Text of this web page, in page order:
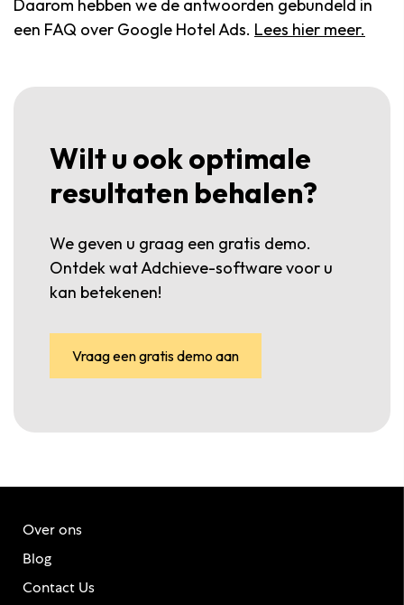
Daarom hebben we de antwoorden gebundeld in
een FAQ over Google Hotel Ads. Lees hier meer.
Wilt u ook optimale
resultaten behalen?
We geven u graag een gratis demo.
Ontdek wat Adchieve-software voor u
kan betekenen!
Vraag een gratis demo aan
Over ons
Blog
Contact Us